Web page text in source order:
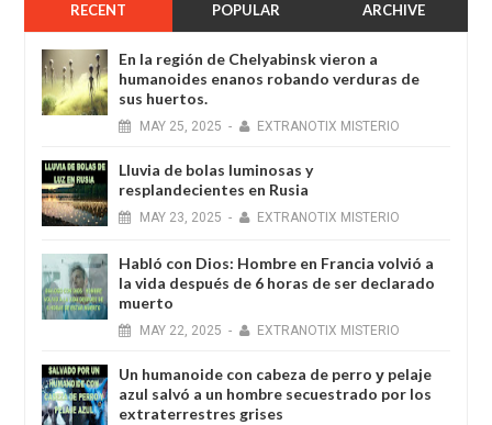
RECENT POPULAR ARCHIVE
En la región de Chelyabinsk vieron a
humanoides enanos robando verduras de
sus huertos.
MAY 25, 2025 - EXTRANOTIX MISTERIO
Lluvia de bolas luminosas y
resplandecientes en Rusia
MAY 23, 2025 - EXTRANOTIX MISTERIO
Habló con Dios: Hombre en Francia volvió a
la vida después de 6 horas de ser declarado
muerto
MAY 22, 2025 - EXTRANOTIX MISTERIO
Un humanoide con cabeza de perro у pelaje
azul salvó a un hombre secuestrado por los
extraterrestres grises